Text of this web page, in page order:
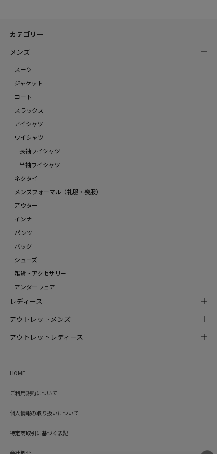
カテゴリー
メンズ
スーツ
ジャケット
コート
スラックス
アイシャツ
ワイシャツ
長袖ワイシャツ
半袖ワイシャツ
ネクタイ
メンズフォーマル（礼服・喪服）
アウター
インナー
パンツ
バッグ
シューズ
雑貨・アクセサリー
アンダーウェア
レディース
アウトレットメンズ
アウトレットレディース
HOME
ご利用規約について
個人情報の取り扱いについて
特定商取引に基づく表記